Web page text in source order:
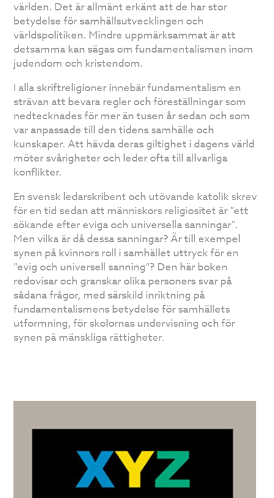
världen. Det är allmänt erkänt att de har stor
betydelse för samhällsutvecklingen och
världspolitiken. Mindre uppmärksammat är att
detsamma kan sägas om fundamentalismen inom
judendom och kristendom.
I alla skriftreligioner innebär fundamentalism en
strävan att bevara regler och föreställningar som
nedtecknades för mer än tusen år sedan och som
var anpassade till den tidens samhälle och
kunskaper. Att hävda deras giltighet i dagens värld
möter svårigheter och leder ofta till allvarliga
konflikter.
En svensk ledarskribent och utövande katolik skrev
för en tid sedan att människors religiositet är ”ett
sökande efter eviga och universella sanningar”.
Men vilka är då dessa sanningar? Är till exempel
synen på kvinnors roll i samhället uttryck för en
”evig och universell sanning”? Den här boken
redovisar och granskar olika personers svar på
sådana frågor, med särskild inriktning på
fundamentalismens betydelse för samhällets
utformning, för skolornas undervisning och för
synen på mänskliga rättigheter.